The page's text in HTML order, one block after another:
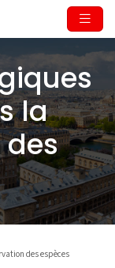
la
des espèces